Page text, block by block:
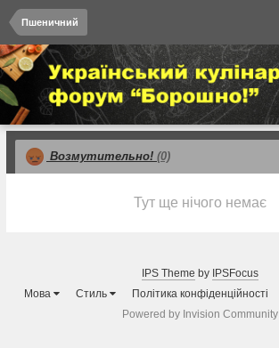
Пшеничний
Возмутительно! (0)
Тут ще нічого немає
IPS Theme by IPSFocus
Мова
Стиль Політика конфіденційності
Powered by Invision Community